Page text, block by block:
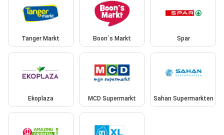
Tanger Markt Boon`s Markt Spar
Ekoplaza MCD Supermarkt Sahan Supermarkten